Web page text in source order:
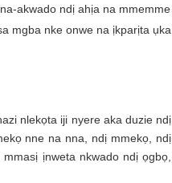
na-akwado ndị ahịa na mmemme
mgba nke onwe na ịkparịta ụka
nlekọta iji nyere aka duzie ndị
nne na nna, ndị mmekọ, ndị
ịnweta nkwado ndị ọgbọ,